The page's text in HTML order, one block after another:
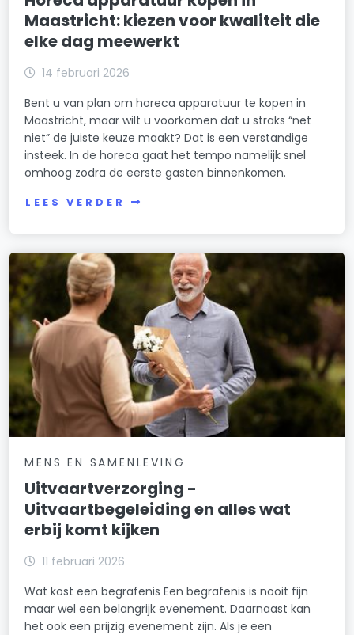
Maastricht: kiezen voor kwaliteit die
elke dag meewerkt
14 februari 2026
Bent u van plan om horeca apparatuur te kopen in
Maastricht, maar wilt u voorkomen dat u straks “net
niet” de juiste keuze maakt? Dat is een verstandige
insteek. In de horeca gaat het tempo namelijk snel
omhoog zodra de eerste gasten binnenkomen.
LEES VERDER
MENS EN SAMENLEVING
Uitvaartverzorging -
Uitvaartbegeleiding en alles wat
erbij komt kijken
11 februari 2026
Wat kost een begrafenis Een begrafenis is nooit fijn
maar wel een belangrijk evenement. Daarnaast kan
het ook een prijzig evenement zijn. Als je een